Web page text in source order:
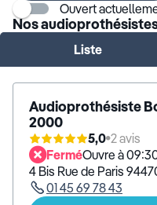
Ouvert
Nos
Liste
Audioprothésiste
2000
5,0 2 avis
FerméOuvre à
4 Bis Rue de Paris
01 45 69 78 43